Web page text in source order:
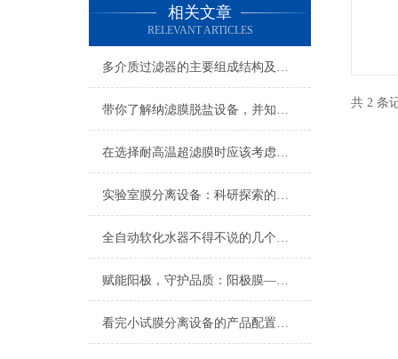
相关文章
RELEVANT ARTICLES
多介质过滤器的主要组成结构及应用
带你了解纳滤膜脱盐设备，并知晓其主要优点
在选择耐高温超滤膜时应该考虑哪些因素
实验室膜分离设备：科研探索的精准分离平台
全自动软化水器不得不说的几个优势
赋能阳极，守护品质：阳极膜——特种电泳涂装的关键赋能者
看完小试膜分离设备的产品配置其优势不言自明
共 2 条